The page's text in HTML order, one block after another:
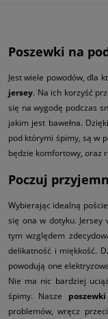
Poszewki na
Jest wiele powodów, dla
jersey. Na ich korzyść
się na wygodę podczas
jakim jest bawełna.
pod którymi śpimy, są w
będzie komfortowy, oraz
Poczuj
Wybierając idealną
się ona w dotyku. Jersey
tym względem
delikatność i miękkość.
powodują one
Nie ma nic bardziej
śpimy. Nasze
problemów, wręcz